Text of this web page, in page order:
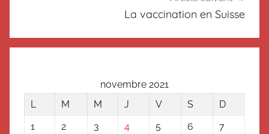
La vaccination en Suisse
novembre 2021
L
M M J V S
D
1
2 3 4 5 6
7